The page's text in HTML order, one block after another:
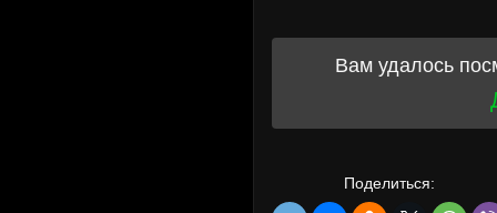
Вам удалось
Поделиться: